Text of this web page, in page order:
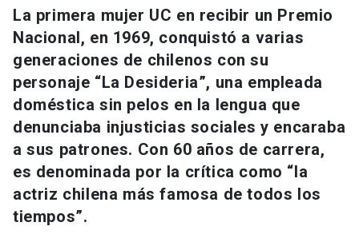
Vinculación
Universidad
Información para keyboard_arrow_down
Futuros estudiantes
Estudiantes
Académicos
ACCESOS DIRECTOS
launch
La primera mujer UC en recibir un Premio
Nacional, en 1969, conquistó a varias
generaciones de chilenos con su
personaje “La Desideria”, una empleada
doméstica sin pelos en la lengua que
denunciaba injusticias sociales y encaraba
a sus patrones. Con 60 años de carrera,
es denominada por la crítica como “la
actriz chilena más famosa de todos los
tiempos”.